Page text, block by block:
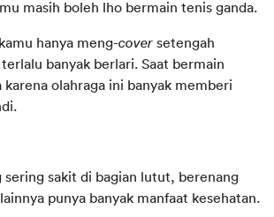
hanya meng-cover setengah
banyak berlari. Saat bermain
olahraga ini banyak memberi
sering sakit di bagian lutut, berenang
punya banyak manfaat kesehatan.